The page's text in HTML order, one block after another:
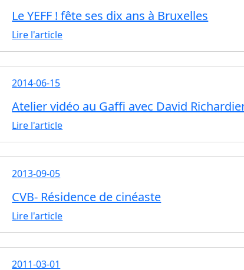
Le YEFF ! fête ses dix ans à Bruxelles
Lire l'article
2014-06-15
Atelier vidéo au Gaffi avec David
Lire l'article
2013-09-05
CVB- Résidence de cinéaste
Lire l'article
2011-03-01